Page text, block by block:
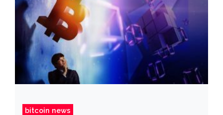
bitcoin news